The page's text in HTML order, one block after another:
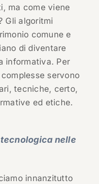
ma come viene
Gli algoritmi
comune e
di diventare
informativa. Per
servono
tecniche, certo,
ed etiche.
nelle
innanzitutto